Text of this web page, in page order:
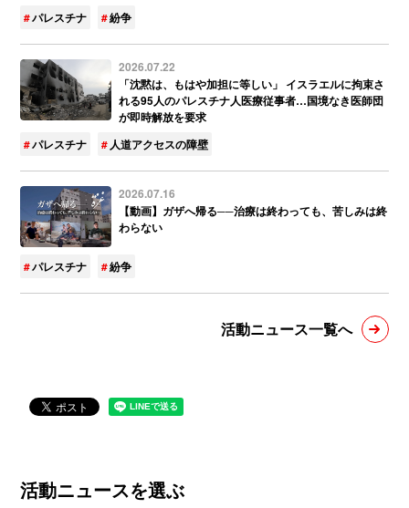
パレスチナ
紛争
2026.07.22
「沈黙は、もはや加担に等しい」 イスラエルに拘束さ
れる95人のパレスチナ人医療従事者…国境なき医師団
が即時解放を要求
パレスチナ
人道アクセスの障壁
2026.07.16
【動画】ガザへ帰る──治療は終わっても、苦しみは終
わらない
パレスチナ 紛争
活動ニュース一覧へ
活動ニュースを選ぶ